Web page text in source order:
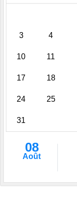
3 4
10 11
17 18
24 25
31
08
Août